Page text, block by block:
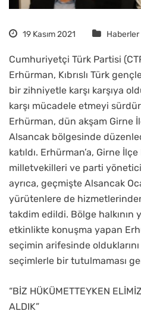
19 Kasım 2021 Haberler
Cumhuriyetçi Türk Partisi
Erhürman, Kıbrıslı Türk
bir zihniyetle karşı karşıya
karşı mücadele etmeyi
Erhürman, dün akşam Girne
Alsancak bölgesinde
katıldı. Erhürman’a, Girne
milletvekilleri ve parti
ayrıca, geçmişte Alsancak
yürütenlere de
takdim edildi. Bölge halkının
etkinlikte konuşma yapan
seçimin arifesinde
seçimlerle bir tutulmaması
“BİZ HÜKÜMETTEYKEN
ALDIK”